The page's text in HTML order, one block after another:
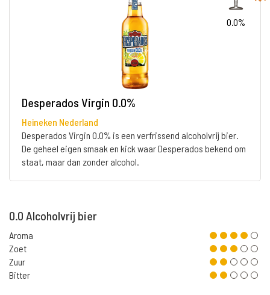
0.0%
Desperados Virgin 0.0%
Heineken Nederland
Desperados Virgin 0.0% is een verfrissend alcoholvrij bier.
De geheel eigen smaak en kick waar Desperados bekend om
staat, maar dan zonder alcohol.
0.0 Alcoholvrij bier
Aroma
Zoet
Zuur
Bitter